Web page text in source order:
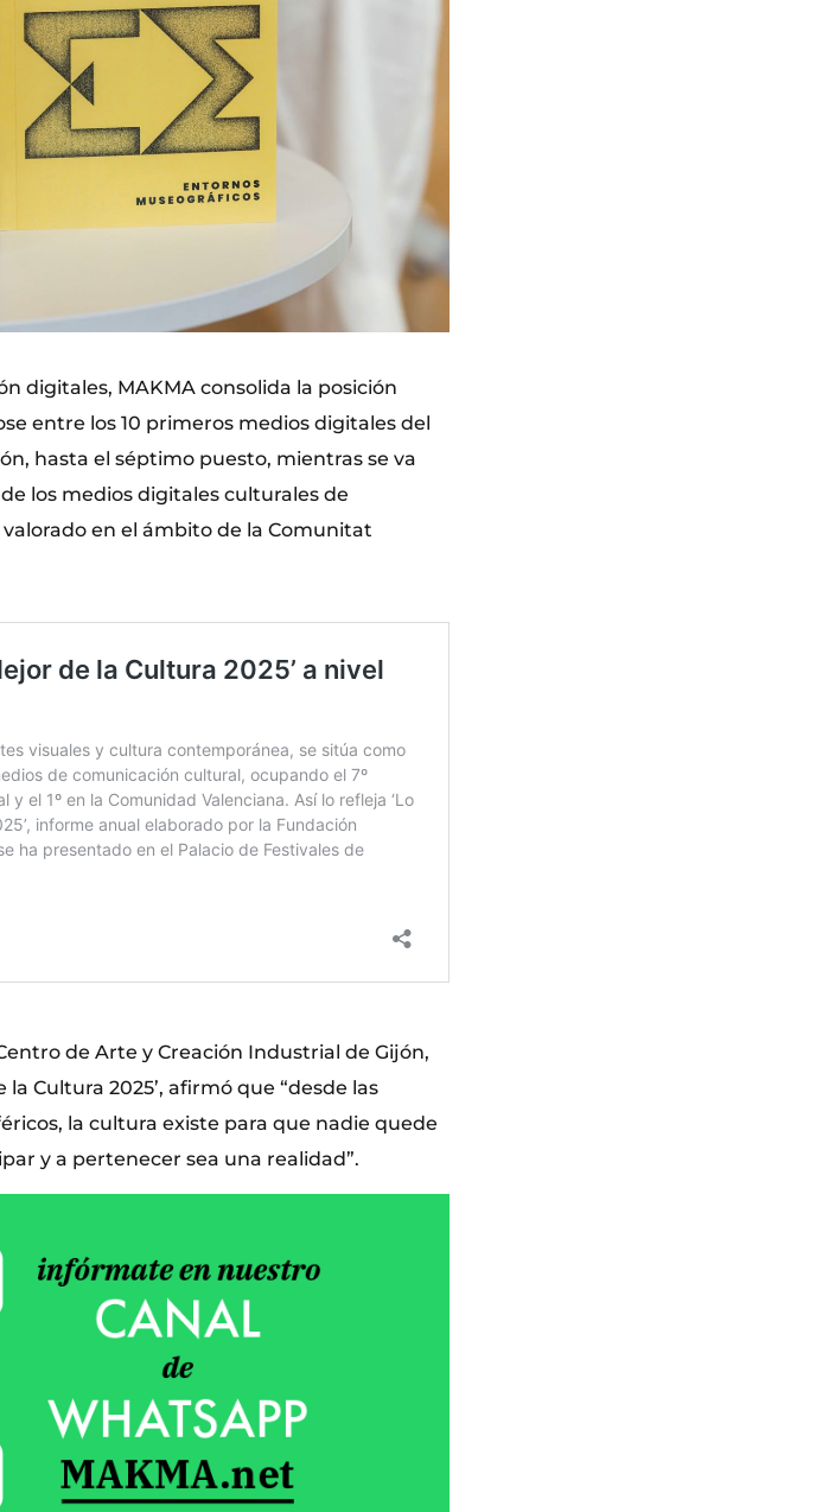
digitales, MAKMA consolida la posición
entre los 10 primeros medios digitales del
hasta el séptimo puesto, mientras se va
los medios digitales culturales de
en el ámbito de la Comunitat
de Arte y Creación Industrial de Gijón,
Cultura 2025’, afirmó que “desde las
la cultura existe para que nadie quede
y a pertenecer sea una realidad”.